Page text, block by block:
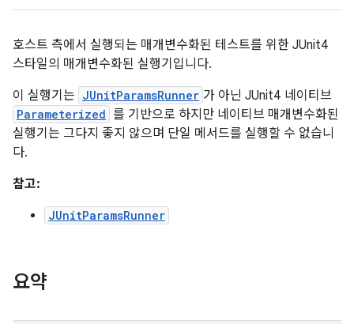
호스트 측에서 실행되는 매개변수화된 테스트를 위한 JUnit4
스타일의 매개변수화된 실행기입니다.
이 실행기는 JUnitParamsRunner 가 아닌 JUnit4 네이티브
Parameterized 를 기반으로 하지만 네이티브 매개변수화된
실행기는 그다지 좋지 않으며 단일 메서드를 실행할 수 없습니
다.
참고:
JUnitParamsRunner
요약